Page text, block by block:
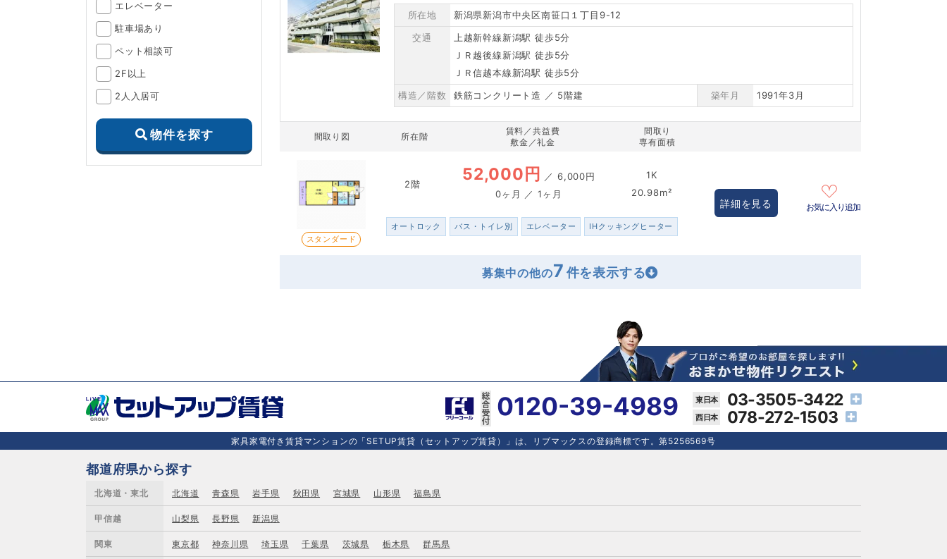
エレベーター
駐車場あり
ペット相談可
2F以上
2人入居可
物件を探す
所在地
新潟県新潟市中央区南笹口１丁目9-12
交通
上越新幹線新潟駅 徒歩5分
ＪＲ越後線新潟駅 徒歩5分
ＪＲ信越本線新潟駅 徒歩5分
構造／階数
鉄筋コンクリート造 ／ 5階建 築年月 1991年3月
間取り図 所在階
賃料／共益費
敷金／礼金
間取り
専有面積
スタンダード
2階 52,000円 ／ 6,000円
0ヶ月 ／ 1ヶ月
1K
20.98m²
オートロック バス・トイレ別 エレベーター IHクッキングヒーター
詳細を見る お気に入り追加
募集中の他の7
0120-39-4989
03-3505-3422
078-272-1503
家具家電付き賃貸マンションの「SETUP賃貸（セットアップ賃貸）」は、リブマックスの登録商標です。第5256569号
都道府県から探す
北海道・東北 北海道 青森県 岩手県 秋田県 宮城県 山形県 福島県
甲信越 山梨県 長野県 新潟県
関東 東京都 神奈川県 埼玉県 千葉県 茨城県 栃木県 群馬県